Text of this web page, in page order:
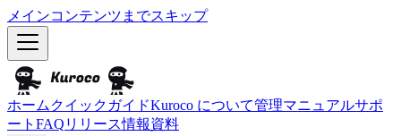
メインコンテンツまでスキップ
ホーム クイックガイドKuroco について管理マニュアルサポ
ート FAQ リリース情報資料